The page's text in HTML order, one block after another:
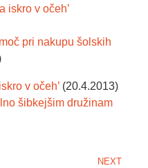
iskro v očeh’
pri nakupu šolskih
v očeh’ (20.4.2013)
šibkejšim družinam
NEXT